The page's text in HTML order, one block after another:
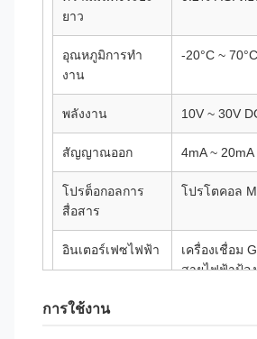
ยาว
อุณหภูมิการทํา
งาน
-20°C ~ 70°C
พลังงาน 10V ~ 30V
สัญญาณออก 4mA ~
โปรต็อกอลการ
สื่อสาร
โปรโตคอล
อินเตอร์เฟซไฟฟ้า
เครื่องเชื่อม
สายไฟฟ้าป้อ
ระดับการป้องกัน
การใช้งาน